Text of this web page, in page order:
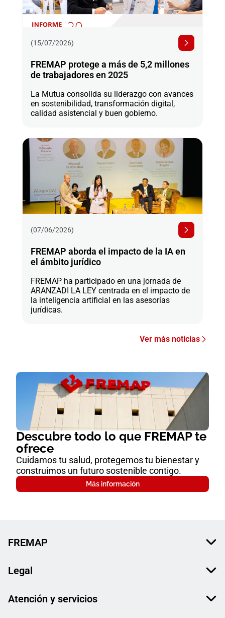
(15/07/2026)
FREMAP protege a más de 5,2 millones
de trabajadores en 2025
La Mutua consolida su liderazgo con avances
en sostenibilidad, transformación digital,
calidad asistencial y buen gobierno.
(07/06/2026)
FREMAP aborda el impacto de la IA en
el ámbito jurídico
FREMAP ha participado en una jornada de
ARANZADI LA LEY centrada en el impacto de
la inteligencia artificial en las asesorías
jurídicas.
Ver más noticias
Descubre todo lo que FREMAP te
ofrece
Cuidamos tu salud, protegemos tu bienestar y
construimos un futuro sostenible contigo.
Más información
FREMAP
Legal
Atención y servicios